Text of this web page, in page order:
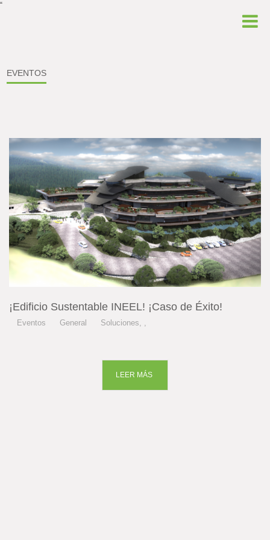
“
EVENTOS
¡Edificio Sustentable INEEL! ¡Caso de Éxito!
Eventos ,
General ,
Soluciones
LEER MÁS